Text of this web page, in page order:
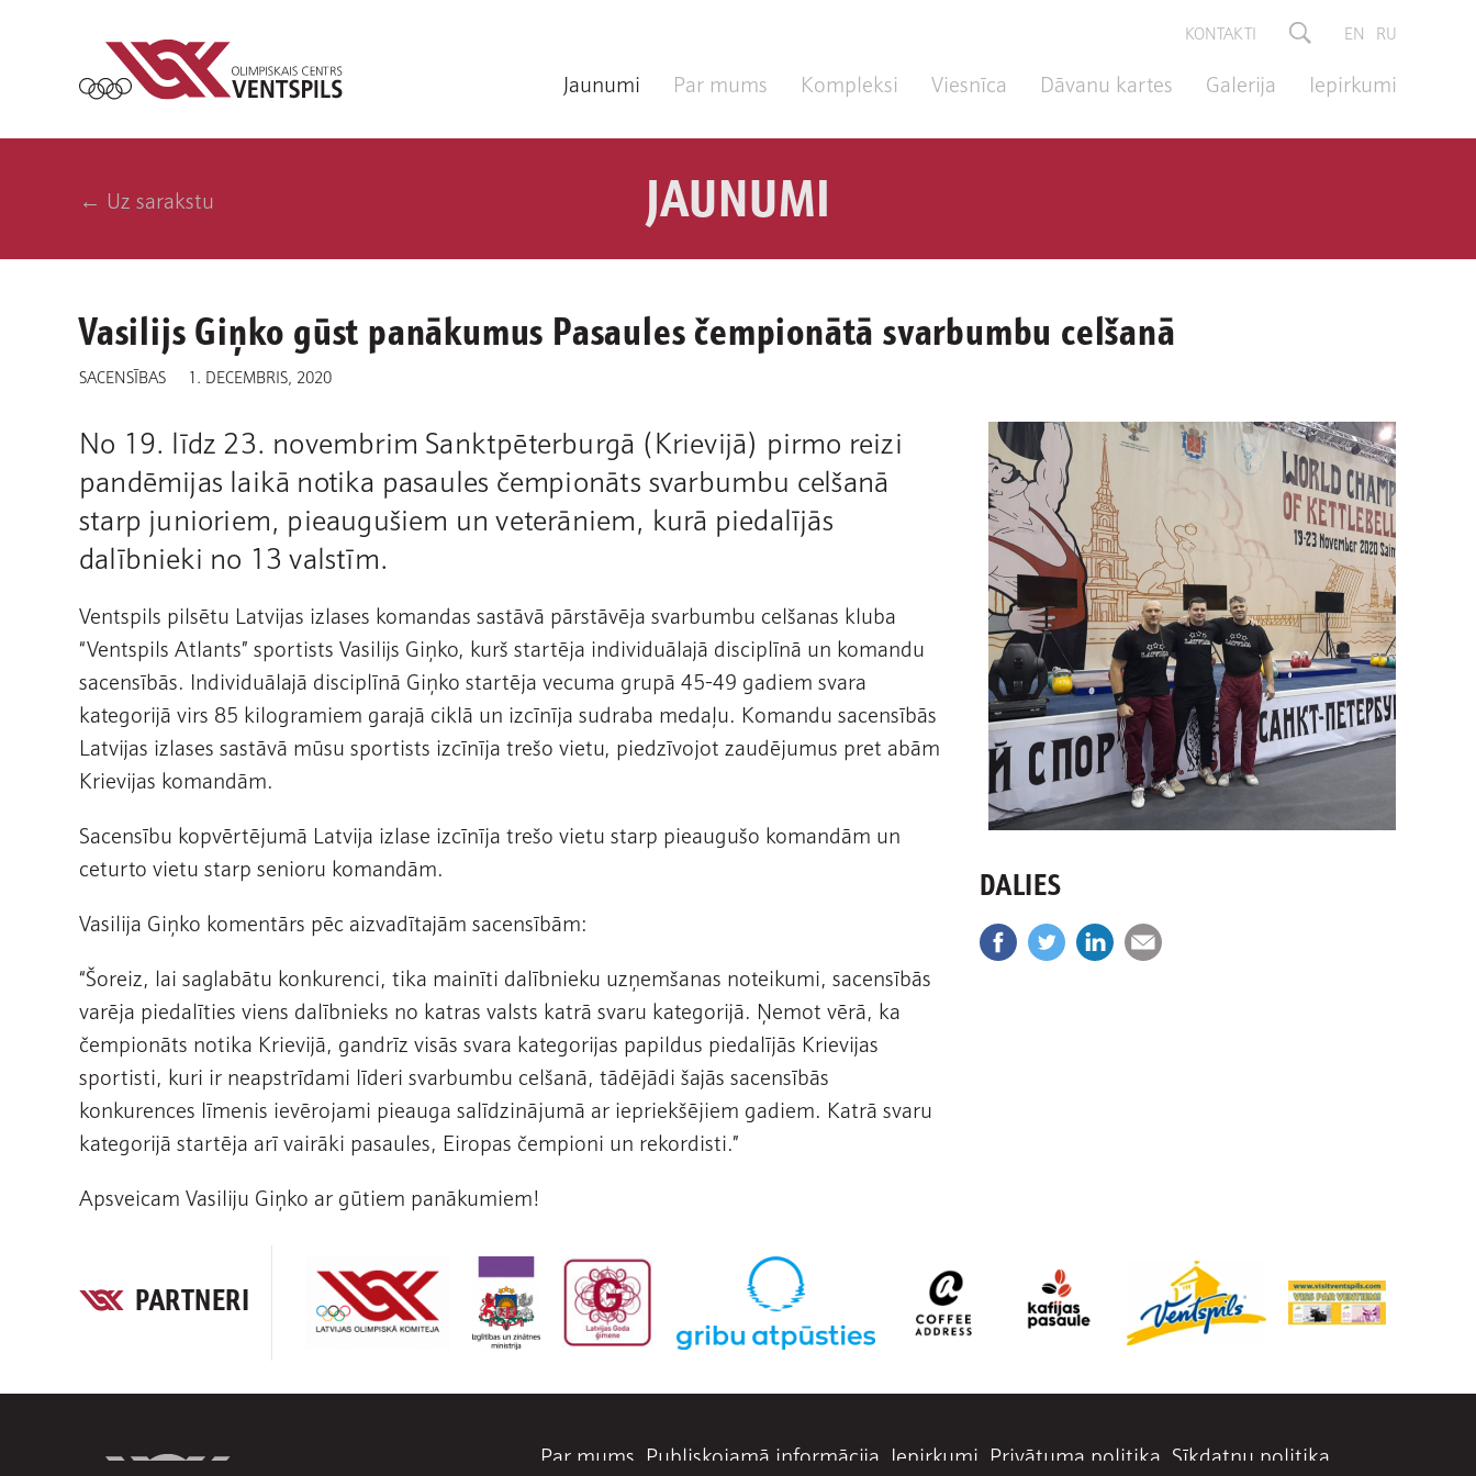
KONTAKTI EN RU
Jaunumi Par mums Kompleksi Viesnīca Dāvanu kartes Galerija Iepirkumi
← Uz sarakstu JAUNUMI
Vasilijs Giņko gūst panākumus Pasaules čempionātā svarbumbu celšanā
SACENSĪBAS 1. DECEMBRIS, 2020
No 19. līdz 23. novembrim Sanktpēterburgā (Krievijā) pirmo reizi
pandēmijas laikā notika pasaules čempionāts svarbumbu celšanā
starp junioriem, pieaugušiem un veterāniem, kurā piedalījās
dalībnieki no 13 valstīm.
Ventspils pilsētu Latvijas izlases komandas sastāvā pārstāvēja svarbumbu celšanas kluba
“Ventspils Atlants” sportists Vasilijs Giņko, kurš startēja individuālajā disciplīnā un komandu
sacensībās. Individuālajā disciplīnā Giņko startēja vecuma grupā 45-49 gadiem svara
kategorijā virs 85 kilogramiem garajā ciklā un izcīnīja sudraba medaļu. Komandu sacensībās
Latvijas izlases sastāvā mūsu sportists izcīnīja trešo vietu, piedzīvojot zaudējumus pret abām
Krievijas komandām.
Sacensību kopvērtējumā Latvija izlase izcīnīja trešo vietu starp pieaugušo komandām un
ceturto vietu starp senioru komandām.
Vasilija Giņko komentārs pēc aizvadītajām sacensībām:
“Šoreiz, lai saglabātu konkurenci, tika mainīti dalībnieku uzņemšanas noteikumi, sacensībās
varēja piedalīties viens dalībnieks no katras valsts katrā svaru kategorijā. Ņemot vērā, ka
čempionāts notika Krievijā, gandrīz visās svara kategorijas papildus piedalījās Krievijas
sportisti, kuri ir neapstrīdami līderi svarbumbu celšanā, tādējādi šajās sacensībās
konkurences līmenis ievērojami pieauga salīdzinājumā ar iepriekšējiem gadiem. Katrā svaru
kategorijā startēja arī vairāki pasaules, Eiropas čempioni un rekordisti.”
Apsveicam Vasiliju Giņko ar gūtiem panākumiem!
DALIES
PARTNERI
Par mums Publiskojamā informācija Iepirkumi Privātuma politika Sīkdatņu politika